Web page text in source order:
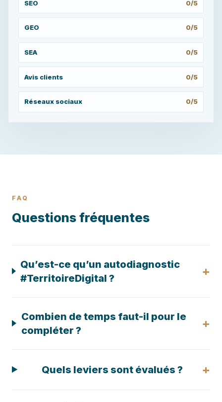
SEO 0/5
GEO 0/5
SEA 0/5
Avis clients 0/5
Réseaux sociaux 0/5
FAQ
Questions fréquentes
Qu’est-ce qu’un autodiagnostic
#TerritoireDigital ?
+
Combien de temps faut-il pour le
compléter ?
+
Quels leviers sont évalués ? +